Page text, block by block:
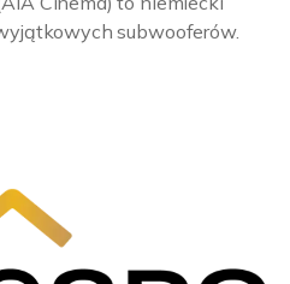
subwooferów.